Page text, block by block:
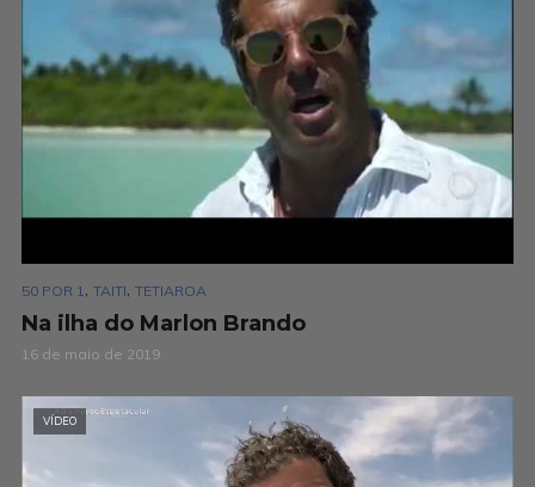
50 POR 1 , TAITI, TETIAROA
Na ilha do Marlon Brando
16 de maio de 2019
VÍDEO